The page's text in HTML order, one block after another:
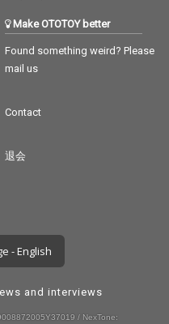
Make OTOTOY better
Found something weird? Please
mail us
Contact
退会
- English
and interviews
/ NexTone: